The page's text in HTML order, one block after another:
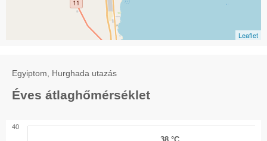
Leaflet
Egyiptom, Hurghada utazás
Éves átlaghőmérséklet
40